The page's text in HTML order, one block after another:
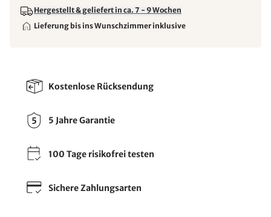
Hergestellt & geliefert in ca. 7 - 9 Wochen
Lieferung bis ins Wunschzimmer inklusive
Kostenlose Rücksendung
5 Jahre Garantie
100 Tage risikofrei testen
Sichere Zahlungsarten